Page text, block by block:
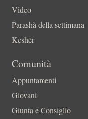
Video
Parashà della settimana
Kesher
Comunità
Appuntamenti
Giovani
Giunta e Consiglio